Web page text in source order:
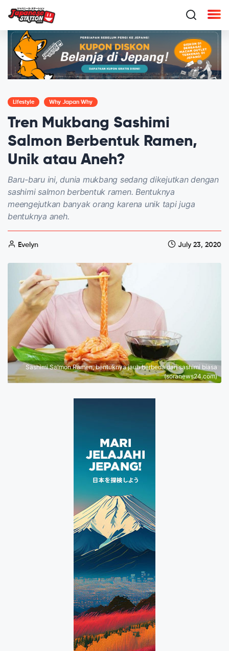
Lifestyle Why Japan Why
Tren Mukbang Sashimi
Salmon Berbentuk Ramen,
Unik atau Aneh?
Baru-baru ini, dunia mukbang sedang dikejutkan dengan
sashimi salmon berbentuk ramen. Bentuknya
meengejutkan banyak orang karena unik tapi juga
bentuknya aneh.
Evelyn July 23, 2020
Sashimi Salmon Ramen, bentuknya jauh berbeda dari sashimi biasa
(soranews24.com)